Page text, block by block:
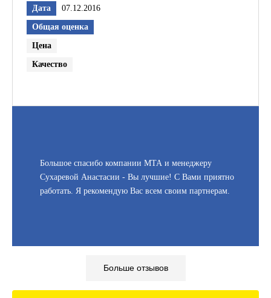
Дата 07.12.2016
Общая оценка
Цена
Качество
Большое спасибо компании МТА и менеджеру
Сухаревой Анастасии - Вы лучшие! С Вами приятно
работать. Я рекомендую Вас всем своим партнерам.
Больше отзывов